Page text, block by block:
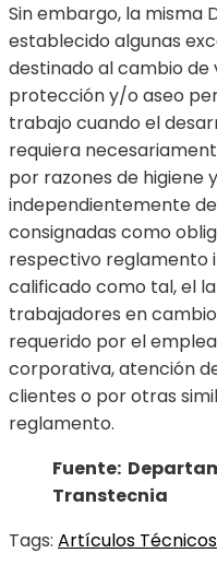
Sin embargo, la misma
establecido algunas
destinado al cambio de
protección y/o aseo
trabajo cuando el
requiera
por razones de higiene
independientemente
consignadas como
respectivo reglamento
calificado como tal, el
trabajadores en
requerido por el
corporativa, atención
clientes o por otras
reglamento.
Fuente:
Transtecnia
Tags: Artículos Técnicos